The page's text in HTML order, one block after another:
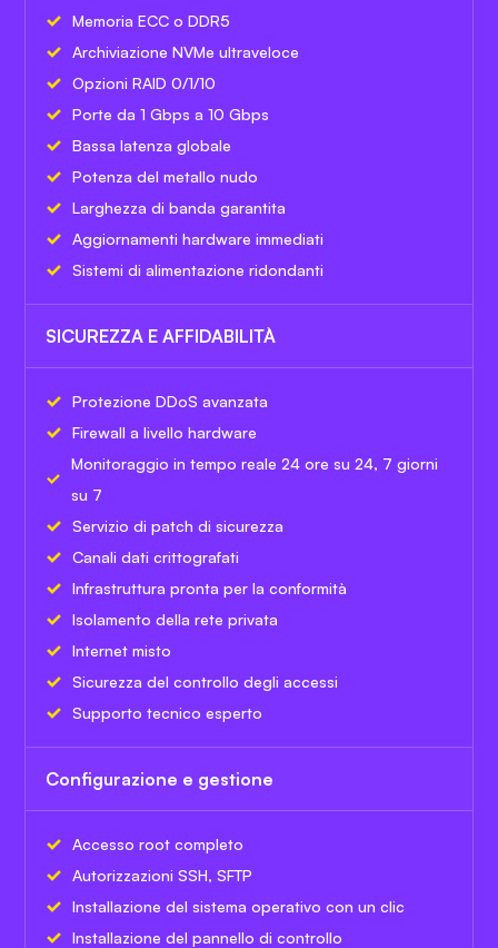
Memoria ECC o DDR5
Archiviazione NVMe ultraveloce
Opzioni RAID 0/1/10
Porte da 1 Gbps a 10 Gbps
Bassa latenza globale
Potenza del metallo nudo
Larghezza di banda garantita
Aggiornamenti hardware immediati
Sistemi di alimentazione ridondanti
SICUREZZA E AFFIDABILITÀ
Protezione DDoS avanzata
Firewall a livello hardware
Monitoraggio in tempo reale 24 ore su 24, 7 giorni
su 7
Servizio di patch di sicurezza
Canali dati crittografati
Infrastruttura pronta per la conformità
Isolamento della rete privata
Internet misto
Sicurezza del controllo degli accessi
Supporto tecnico esperto
Configurazione e gestione
Accesso root completo
Autorizzazioni SSH, SFTP
Installazione del sistema operativo con un clic
Installazione del pannello di controllo